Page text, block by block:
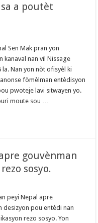
a poutèt
Sen Mak pran yon
kanaval nan vil Nissage
la. Nan yon nòt ofisyèl ki
fòmèlman entèdisyon
pwoteje lavi sitwayen yo.
moute sou …
gouvènman
sosyo.
peyi Nepal apre
desizyon pou entèdi nan
rezo sosyo. Yon